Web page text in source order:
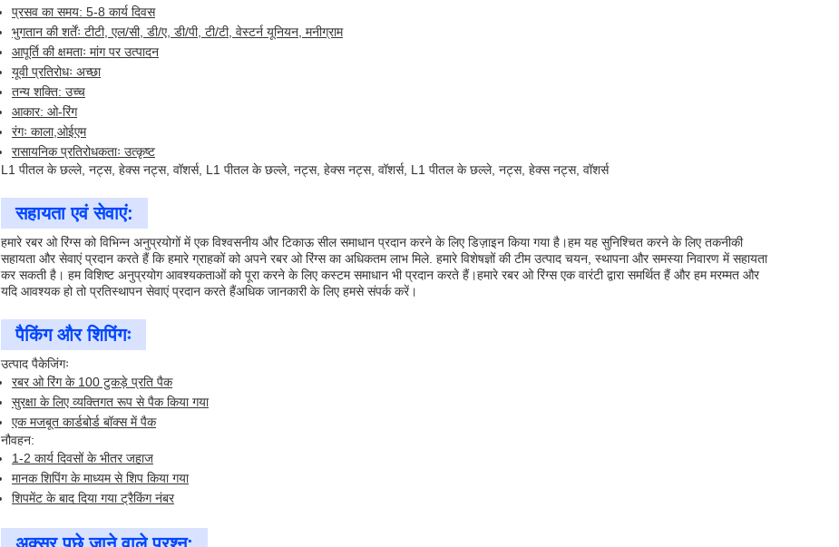
प्रसव का समय: 5-8 कार्य दिवस
भुगतान की शर्तेंः टीटी, एल/सी, डी/ए, डी/पी, टी/टी, वेस्टर्न यूनियन, मनीग्राम
आपूर्ति की क्षमताः मांग पर उत्पादन
यूवी प्रतिरोधः अच्छा
तन्य शक्ति: उच्च
आकार: ओ-रिंग
रंगः काला,ओईएम
रासायनिक प्रतिरोधकताः उत्कृष्ट
L1 पीतल के छल्ले, नट्स, हेक्स नट्स, वॉशर्स, L1 पीतल के छल्ले, नट्स, हेक्स नट्स, वॉशर्स, L1 पीतल के छल्ले, नट्स, हेक्स नट्स, वॉशर्स
सहायता एवं सेवाएं:
हमारे रबर ओ रिंग्स को विभिन्न अनुप्रयोगों में एक विश्वसनीय और टिकाऊ सील समाधान प्रदान करने के लिए डिज़ाइन किया गया है।हम यह सुनिश्चित करने के लिए तकनीकी
सहायता और सेवाएं प्रदान करते हैं कि हमारे ग्राहकों को अपने रबर ओ रिंग्स का अधिकतम लाभ मिले. हमारे विशेषज्ञों की टीम उत्पाद चयन, स्थापना और समस्या निवारण में सहायता
कर सकती है। हम विशिष्ट अनुप्रयोग आवश्यकताओं को पूरा करने के लिए कस्टम समाधान भी प्रदान करते हैं।हमारे रबर ओ रिंग्स एक वारंटी द्वारा समर्थित हैं और हम मरम्मत और
यदि आवश्यक हो तो प्रतिस्थापन सेवाएं प्रदान करते हैंअधिक जानकारी के लिए हमसे संपर्क करें।
पैकिंग और शिपिंगः
उत्पाद पैकेजिंगः
रबर ओ रिंग के 100 टुकड़े प्रति पैक
सुरक्षा के लिए व्यक्तिगत रूप से पैक किया गया
एक मजबूत कार्डबोर्ड बॉक्स में पैक
नौवहन:
1-2 कार्य दिवसों के भीतर जहाज
मानक शिपिंग के माध्यम से शिप किया गया
शिपमेंट के बाद दिया गया ट्रैकिंग नंबर